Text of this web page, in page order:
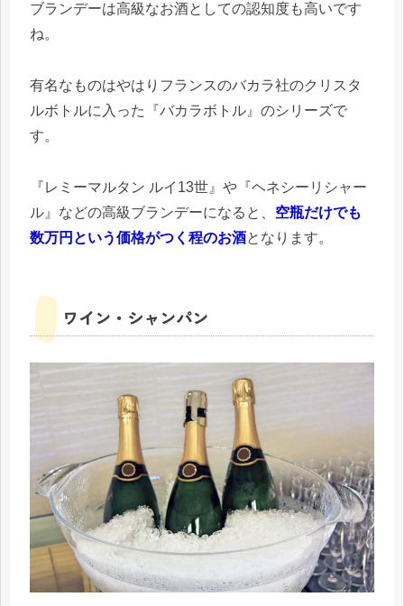
ブランデーは高級なお酒としての認知度も高いです
ね。
有名なものはやはりフランスのバカラ社のクリスタ
ルボトルに入った『バカラボトル』のシリーズで
す。
『レミーマルタン ルイ13世』や『ヘネシーリシャー
ル』などの高級ブランデーになると、 空瓶だけでも
数万円という価格がつく程のお酒となります。
ワイン・シャンパン